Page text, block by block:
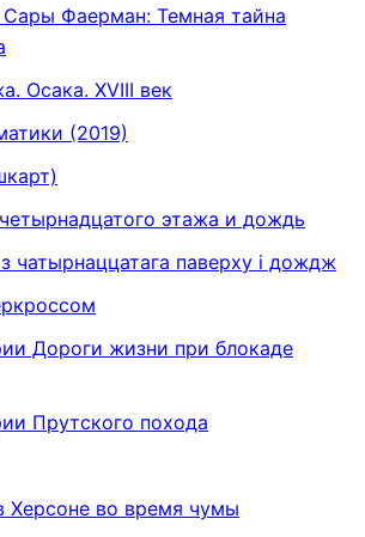
Фаерман: Темная тайна
Осака. XVIII век
(2019)
этажа и дождь
чатырнаццатага паверху і дождж
Дороги жизни при блокаде
Прутского похода
Херсоне во время чумы